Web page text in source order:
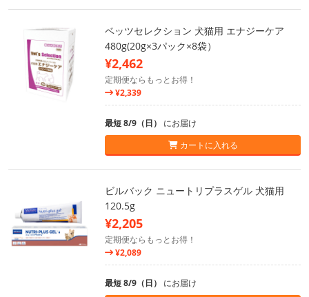
ベッツセレクション 犬猫用 エナジーケア
480g(20g×3パック×8袋）
¥2,462
定期便ならもっとお得！
¥2,339
最短 8/9（日） にお届け
カートに入れる
ビルバック ニュートリプラスゲル 犬猫用
120.5g
¥2,205
定期便ならもっとお得！
¥2,089
最短 8/9（日） にお届け